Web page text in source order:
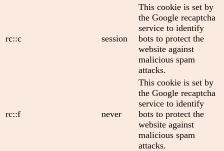
rc::c session
This cookie is set by
the Google recaptcha
service to identify
bots to protect the
website against
malicious spam
attacks.
rc::f never
This cookie is set by
the Google recaptcha
service to identify
bots to protect the
website against
malicious spam
attacks.